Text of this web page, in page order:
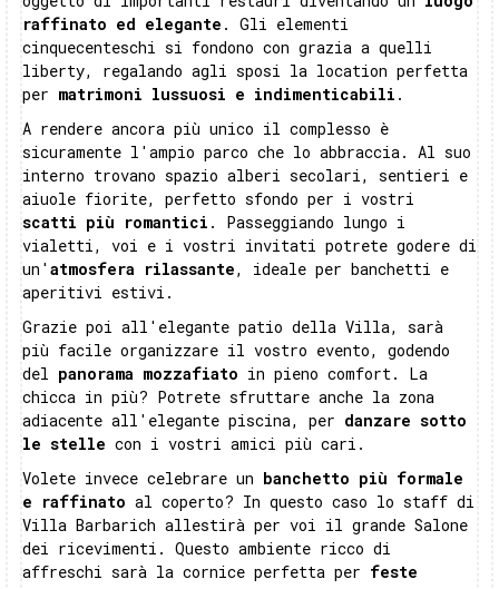
raffinato ed elegante . Gli elementi
cinquecenteschi si fondono con grazia a quelli
liberty, regalando agli sposi la location perfetta
per matrimoni lussuosi e indimenticabili .
A rendere ancora più unico il complesso è
sicuramente l'ampio parco che lo abbraccia. Al suo
interno trovano spazio alberi secolari, sentieri e
aiuole fiorite, perfetto sfondo per i vostri
scatti più romantici . Passeggiando lungo i
vialetti, voi e i vostri invitati potrete godere di
un' atmosfera rilassante, ideale per banchetti e
aperitivi estivi.
Grazie poi all'elegante patio della Villa, sarà
più facile organizzare il vostro evento, godendo
del panorama mozzafiato in pieno comfort. La
chicca in più? Potrete sfruttare anche la zona
adiacente all'elegante piscina, per danzare sotto
le stelle con i vostri amici più cari.
Volete invece celebrare un banchetto più formale
e raffinato al coperto? In questo caso lo staff di
Villa Barbarich allestirà per voi il grande Salone
dei ricevimenti. Questo ambiente ricco di
affreschi sarà la cornice perfetta per feste